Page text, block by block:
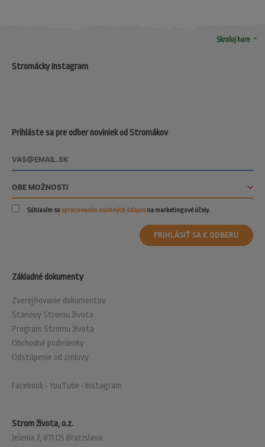
Skroluj hore arrow_drop_up
Strom života, o.z.
Jelenia 7, 811 05 Bratislava
Základné dokumenty
Zverejňovanie dokumentov
Stanovy Stromu života
Program Stromu života
Obchodné podmienky
Odstúpenie od zmluvy
Facebook • YouTube • Instagram
Prihláste sa pre odber noviniek od Stromákov
Súhlasím so spracovaním osobných údajovna marketingové účely.
PRIHLÁSIŤ SA K ODBERU
Stromácky Instagram